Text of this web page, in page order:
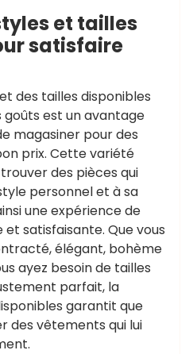
et tailles
satisfaire
des tailles disponibles
est un avantage
magasiner pour des
prix. Cette variété
des pièces qui
personnel et à sa
une expérience de
satisfaisante. Que vous
élégant, bohème
ayez besoin de tailles
parfait, la
garantit que
des vêtements qui lui